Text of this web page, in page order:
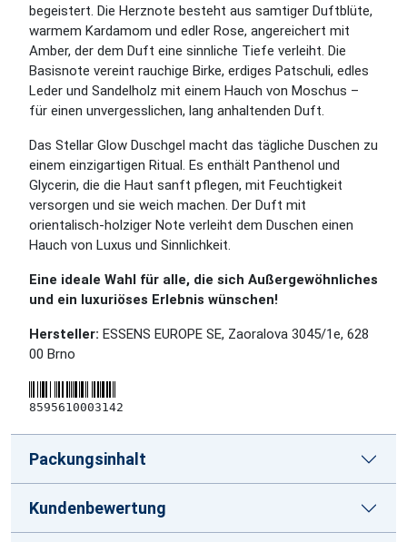
begeistert. Die Herznote besteht aus samtiger Duftblüte,
warmem Kardamom und edler Rose, angereichert mit
Amber, der dem Duft eine sinnliche Tiefe verleiht. Die
Basisnote vereint rauchige Birke, erdiges Patschuli, edles
Leder und Sandelholz mit einem Hauch von Moschus –
für einen unvergesslichen, lang anhaltenden Duft.
Das Stellar Glow Duschgel macht das tägliche Duschen zu
einem einzigartigen Ritual. Es enthält Panthenol und
Glycerin, die die Haut sanft pflegen, mit Feuchtigkeit
versorgen und sie weich machen. Der Duft mit
orientalisch-holziger Note verleiht dem Duschen einen
Hauch von Luxus und Sinnlichkeit.
Eine ideale Wahl für alle, die sich Außergewöhnliches
und ein luxuriöses Erlebnis wünschen!
Hersteller: ESSENS EUROPE SE, Zaoralova 3045/1e, 628
00 Brno
8595610003142
Packungsinhalt
Kundenbewertung